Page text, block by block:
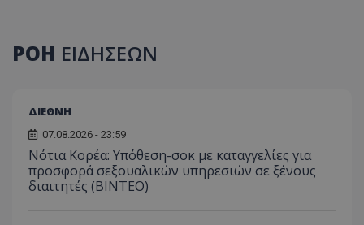
ΡΟΗ ΕΙΔΗΣΕΩΝ
ΔΙΕΘΝΗ
07.08.2026 - 23:59
Νότια Κορέα: Υπόθεση-σοκ με καταγγελίες για
προσφορά σεξουαλικών υπηρεσιών σε ξένους
διαιτητές (BINTEO)